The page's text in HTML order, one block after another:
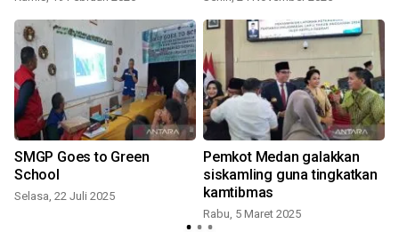
SMGP Goes to Green
School
Selasa, 22 Juli 2025
Pemkot Medan galakkan
siskamling guna tingkatkan
kamtibmas
Rabu, 5 Maret 2025